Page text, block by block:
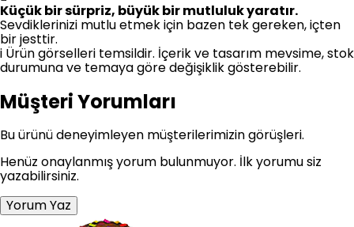
Küçük bir sürpriz, büyük bir mutluluk yaratır.
Sevdiklerinizi mutlu etmek için bazen tek gereken, içten
bir jesttir.
i Ürün görselleri temsildir. İçerik ve tasarım mevsime, stok
durumuna ve temaya göre değişiklik gösterebilir.
Müşteri Yorumları
Bu ürünü deneyimleyen müşterilerimizin görüşleri.
Henüz onaylanmış yorum bulunmuyor. İlk yorumu siz
yazabilirsiniz.
Yorum Yaz